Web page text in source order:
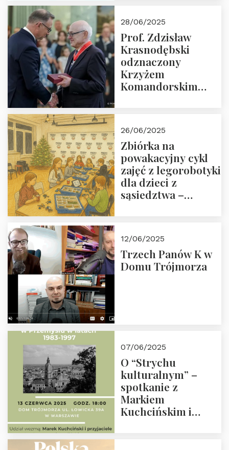
28/06/2025
Prof. Zdzisław
Krasnodębski
odznaczony
Krzyżem
Komandorskim
26/06/2025
Zbiórka na
powakacyjny cykl
zajęć z legorobotyki
dla dzieci z
sąsiedztwa –
Fundacji
12/06/2025
Trzech Panów K w
Domu Trójmorza
07/06/2025
O “Strychu
kulturalnym” –
spotkanie z
Markiem
Kuchcińskim i